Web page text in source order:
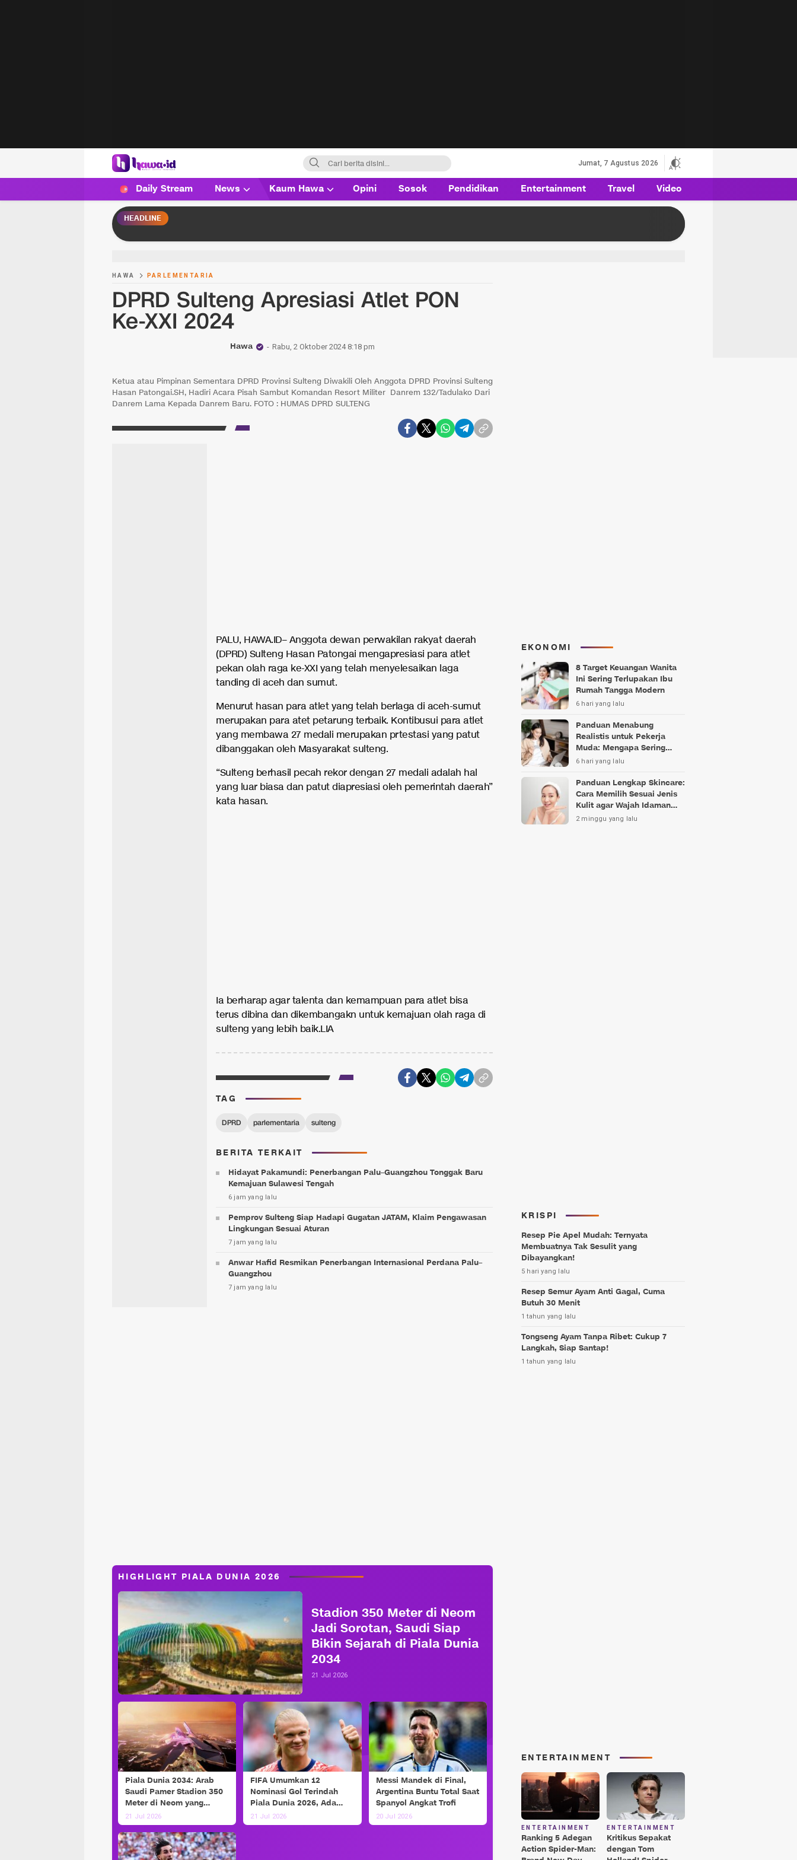
HAWA
Haluan Wanita Indonesia
Jumat, 7 Agustus 2026
Daily Stream News Kaum Hawa Opini Sosok Pendidikan Entertainment Travel Video
HEADLINE
HAWA PARLEMENTARIA
DPRD Sulteng Apresiasi Atlet PON
Ke-XXI 2024
Hawa Rabu, 2 Oktober 2024 8:18 pm
Ketua atau Pimpinan Sementara DPRD Provinsi Sulteng Diwakili Oleh Anggota DPRD Provinsi Sulteng
Hasan Patongai.SH, Hadiri Acara Pisah Sambut Komandan Resort Militer Danrem 132/Tadulako Dari
Danrem Lama Kepada Danrem Baru. FOTO : HUMAS DPRD SULTENG
PALU, HAWA.ID– Anggota dewan perwakilan rakyat daerah
(DPRD) Sulteng Hasan Patongai mengapresiasi para atlet
pekan olah raga ke-XXI yang telah menyelesaikan laga
tanding di aceh dan sumut.
Menurut hasan para atlet yang telah berlaga di aceh-sumut
merupakan para atet petarung terbaik. Kontibusui para atlet
yang membawa 27 medali merupakan prtestasi yang patut
dibanggakan oleh Masyarakat sulteng.
“Sulteng berhasil pecah rekor dengan 27 medali adalah hal
yang luar biasa dan patut diapresiasi oleh pemerintah daerah”
kata hasan.
Ia berharap agar talenta dan kemampuan para atlet bisa
terus dibina dan dikembangakn untuk kemajuan olah raga di
sulteng yang lebih baik.LIA
TAG
DPRD parlementaria sulteng
BERITA TERKAIT
Hidayat Pakamundi: Penerbangan Palu–Guangzhou Tonggak Baru
Kemajuan Sulawesi Tengah
6 jam yang lalu
Pemprov Sulteng Siap Hadapi Gugatan JATAM, Klaim Pengawasan
Lingkungan Sesuai Aturan
7 jam yang lalu
Anwar Hafid Resmikan Penerbangan Internasional Perdana Palu–
Guangzhou
7 jam yang lalu
HIGHLIGHT PIALA DUNIA 2026
Stadion 350 Meter di Neom
Jadi Sorotan, Saudi Siap
Bikin Sejarah di Piala Dunia
2034
21 Jul 2026
Piala Dunia 2034: Arab
Saudi Pamer Stadion 350
Meter di Neom yang
Futuristik
21 Jul 2026
FIFA Umumkan 12
Nominasi Gol Terindah
Piala Dunia 2026, Ada
Messi dan Haaland!
21 Jul 2026
Messi Mandek di Final,
Argentina Buntu Total Saat
Spanyol Angkat Trofi
20 Jul 2026
EKONOMI
8 Target Keuangan Wanita
Ini Sering Terlupakan Ibu
Rumah Tangga Modern
6 hari yang lalu
Panduan Menabung
Realistis untuk Pekerja
Muda: Mengapa Sering
Gagal?
6 hari yang lalu
Panduan Lengkap Skincare:
Cara Memilih Sesuai Jenis
Kulit agar Wajah Idaman
Bukan Sekadar Mimpi
2 minggu yang lalu
KRISPI
Resep Pie Apel Mudah: Ternyata
Membuatnya Tak Sesulit yang
Dibayangkan!
5 hari yang lalu
Resep Semur Ayam Anti Gagal, Cuma
Butuh 30 Menit
1 tahun yang lalu
Tongseng Ayam Tanpa Ribet: Cukup 7
Langkah, Siap Santap!
1 tahun yang lalu
ENTERTAINMENT
ENTERTAINMENT
Ranking 5 Adegan
Action Spider-Man:
ENTERTAINMENT
Kritikus Sepakat
dengan Tom